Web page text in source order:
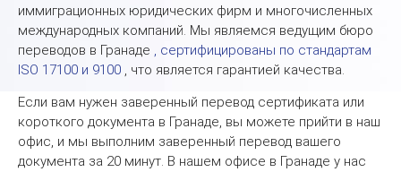
иммиграционных юридических фирм и многочисленных
международных компаний. Мы являемся ведущим бюро
переводов в Гранаде , сертифицированы по стандартам
ISO 17100 и 9100 , что является гарантией качества.
Если вам нужен заверенный перевод сертификата или
короткого документа в Гранаде, вы можете прийти в наш
офис, и мы выполним заверенный перевод вашего
документа за 20 минут. В нашем офисе в Гранаде у нас